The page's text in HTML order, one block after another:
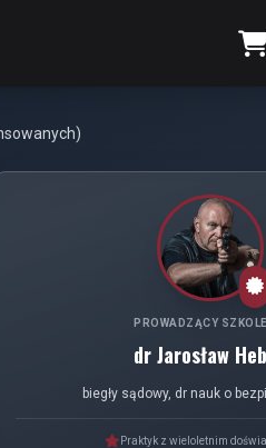
PROWADZĄCY
dr Jarosław
biegły sądowy, dr nauk o
Praktyk z wieloletnim